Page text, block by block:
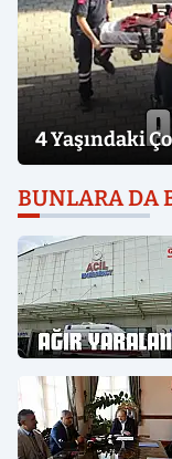
4 Yaşındaki
BUNLARA DA